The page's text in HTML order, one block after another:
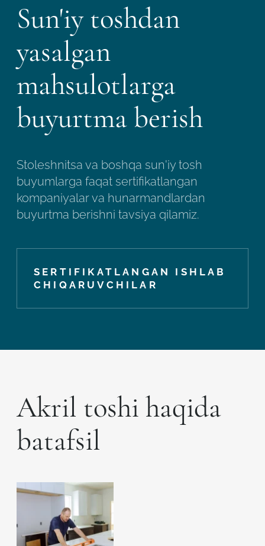
Sun'iy toshdan
yasalgan
mahsulotlarga
buyurtma berish
Stoleshnitsa va boshqa sun'iy tosh
buyumlarga faqat sertifikatlangan
kompaniyalar va hunarmandlardan
buyurtma berishni tavsiya qilamiz.
SERTIFIKATLANGAN ISHLAB
CHIQARUVCHILAR
Akril toshi haqida
batafsil